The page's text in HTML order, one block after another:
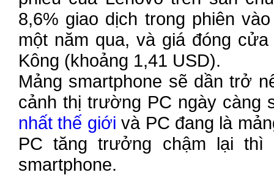
8,6% giao dịch trong phiên
một năm qua, và giá đóng
Kông (khoảng 1,41 USD).
Mảng smartphone sẽ dần trở
cảnh thị trường PC ngày càng
nhất thế giới và PC đang là
PC tăng trưởng chậm lại
smartphone.